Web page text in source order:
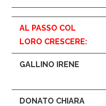
AL PASSO COL
LORO CRESCERE:
GALLINO IRENE
DONATO CHIARA